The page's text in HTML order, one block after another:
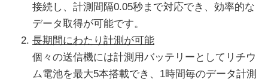
接続し、計測間隔0.05秒まで対応でき、効率的な
データ取得が可能です。
長期間にわたり計測が可能
個々の送信機には計測用バッテリーとしてリチウ
ム電池を最大5本搭載でき、1時間毎のデータ計測